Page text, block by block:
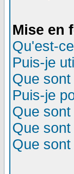
Mise en
Qu'est-
Puis-je
Que
Puis-je
Que
Que
Que